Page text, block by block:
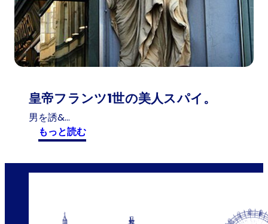
み
れ
っ
皇帝フランツ1世の美人スパイ。
男を誘&…
もっと読む:
皇
帝
フ